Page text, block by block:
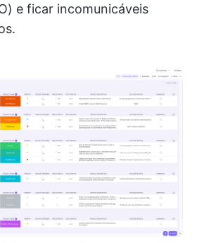
e ficar incomunicáveis